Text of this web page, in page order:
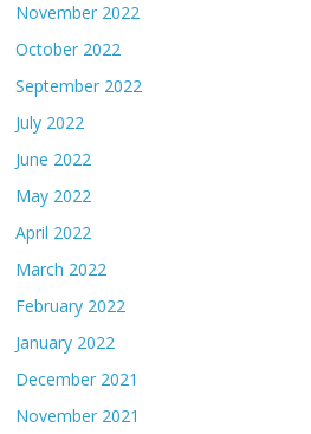
November 2022
October 2022
September 2022
July 2022
June 2022
May 2022
April 2022
March 2022
February 2022
January 2022
December 2021
November 2021